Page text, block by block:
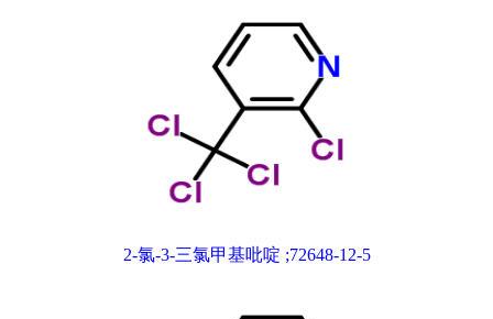
2-氯-3-三氯甲基吡啶 ;72648-12-5